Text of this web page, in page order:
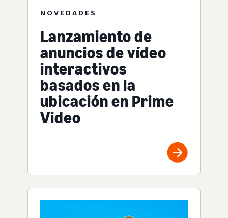
NOVEDADES
Lanzamiento de
anuncios de vídeo
interactivos
basados en la
ubicación en Prime
Video